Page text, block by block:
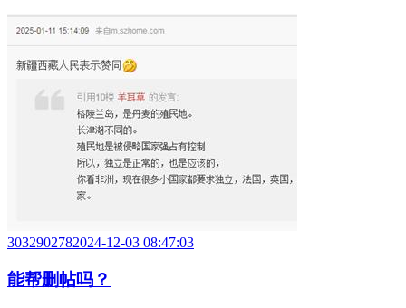
3032902782024-12-03 08:47:03
能帮删帖吗？